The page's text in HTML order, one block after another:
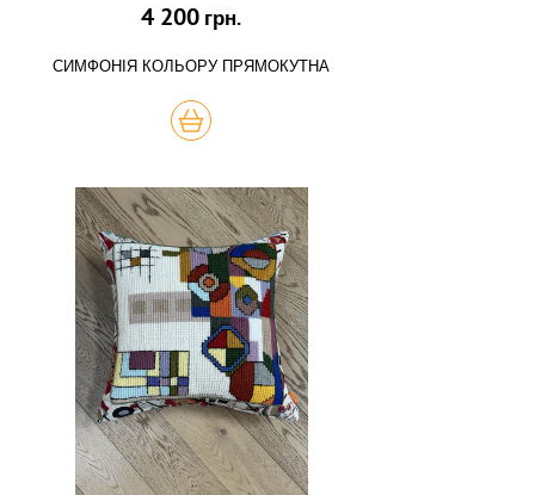
4 200 грн.
СИМФОНІЯ КОЛЬОРУ ПРЯМОКУТНА
КУПИТЬ